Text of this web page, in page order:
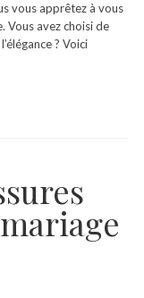
vous apprêtez à vous
Vous avez choisi de
? Voici